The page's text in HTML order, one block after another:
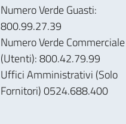
Numero Verde Guasti:
800.99.27.39
Numero Verde Commerciale
(Utenti): 800.42.79.99
Uffici Amministrativi (Solo
Fornitori) 0524.688.400